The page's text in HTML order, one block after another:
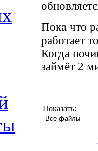
Пока что
работает
Когда
займёт 2
Показать: